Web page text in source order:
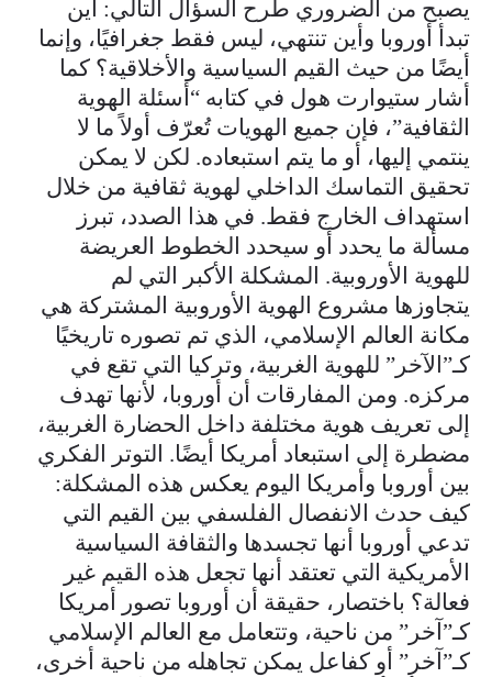
يصبح من الضروري طرح السؤال التالي: أين
تبدأ أوروبا وأين تنتهي، ليس فقط جغرافيًا، وإنما
أيضًا من حيث القيم السياسية والأخلاقية؟ كما
أشار ستيوارت هول في كتابه “أسئلة الهوية
الثقافية”، فإن جميع الهويات تُعرّف أولاً ما لا
ينتمي إليها، أو ما يتم استبعاده. لكن لا يمكن
تحقيق التماسك الداخلي لهوية ثقافية من خلال
استهداف الخارج فقط. في هذا الصدد، تبرز
مسألة ما يحدد أو سيحدد الخطوط العريضة
للهوية الأوروبية. المشكلة الأكبر التي لم
يتجاوزها مشروع الهوية الأوروبية المشتركة هي
مكانة العالم الإسلامي، الذي تم تصوره تاريخيًا
كـ”الآخر” للهوية الغربية، وتركيا التي تقع في
مركزه. ومن المفارقات أن أوروبا، لأنها تهدف
إلى تعريف هوية مختلفة داخل الحضارة الغربية،
مضطرة إلى استبعاد أمريكا أيضًا. التوتر الفكري
بين أوروبا وأمريكا اليوم يعكس هذه المشكلة:
كيف حدث الانفصال الفلسفي بين القيم التي
تدعي أوروبا أنها تجسدها والثقافة السياسية
الأمريكية التي تعتقد أنها تجعل هذه القيم غير
فعالة؟ باختصار، حقيقة أن أوروبا تصور أمريكا
كـ”آخر” من ناحية، وتتعامل مع العالم الإسلامي
كـ”آخر” أو كفاعل يمكن تجاهله من ناحية أخرى،